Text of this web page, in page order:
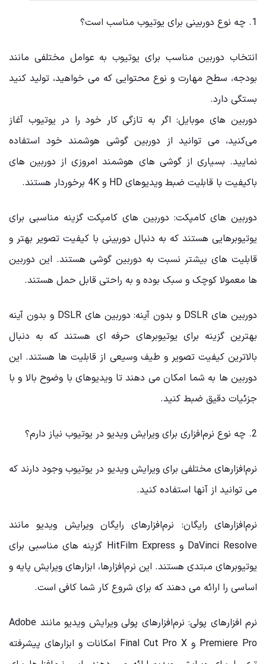
1. چه نوع دوربینی برای یوتیوب مناسب است؟
انتخاب دوربین مناسب برای یوتیوب به عوامل مختلفی مانند
بودجه، سطح مهارت و نوع محتوایی که می ‌خواهید، تولید کنید
بستگی دارد.
دوربین ‌های موبایل: اگر به تازگی کار خود را در یوتیوب آغاز
می‌کنید، می ‌توانید از دوربین گوشی هوشمند خود استفاده
نمایید. بسیاری از گوشی ‌های هوشمند امروزی از دوربین ‌های
باکیفیت با قابلیت ضبط ویدیوهای HD و 4K برخوردار هستند.
دوربین ‌های کامپکت: دوربین ‌های کامپکت گزینه مناسبی برای
یوتیوبرهایی هستند که به دنبال دوربینی با کیفیت تصویر بهتر و
قابلیت‌ های بیشتر نسبت به دوربین گوشی هستند. این دوربین
‌ها معمولا کوچک و سبک بوده و به راحتی قابل حمل هستند.
دوربین ‌های DSLR و بدون آینه: دوربین‌ های DSLR و بدون آینه
بهترین گزینه برای یوتیوبرهای حرفه ‌ای هستند که به دنبال
بالاترین کیفیت تصویر و طیف وسیعی از قابلیت ‌ها هستند. این
دوربین ‌ها به شما امکان می ‌دهند تا ویدیوهای با وضوح بالا و با
جزئیات دقیق ضبط کنید.
2. چه نوع نرم‌افزاری برای ویرایش ویدیو در یوتیوب نیاز دارم؟
نرم‌افزارهای مختلفی برای ویرایش ویدیو در یوتیوب وجود دارند که
می ‌توانید از آنها استفاده کنید.
نرم‌افزارهای رایگان: نرم‌افزارهای رایگان ویرایش ویدیو مانند
DaVinci Resolve و HitFilm Express گزینه‌ های مناسبی برای
یوتیوبرهای مبتدی هستند. این نرم‌افزارها، ابزارهای ویرایش پایه و
اساسی را ارائه می ‌دهند که برای شروع کار شما کافی است.
نرم‌ افزارهای پولی: نرم‌افزارهای پولی ویرایش ویدیو مانند Adobe
Premiere Pro و Final Cut Pro X امکانات و ابزارهای پیشرفته